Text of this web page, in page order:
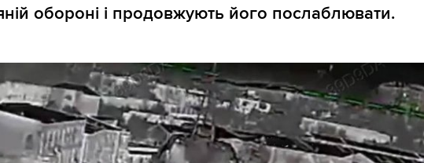
обороні і продовжують його послаблювати.